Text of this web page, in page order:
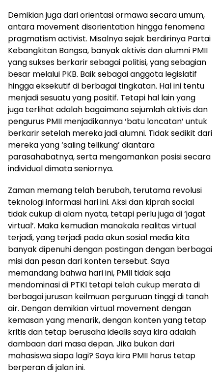
Demikian juga dari orientasi ormawa secara umum,
antara movement disorientation hingga fenomena
pragmatism activist. Misalnya sejak berdirinya Partai
Kebangkitan Bangsa, banyak aktivis dan alumni PMII
yang sukses berkarir sebagai politisi, yang sebagian
besar melalui PKB. Baik sebagai anggota legislatif
hingga eksekutif di berbagai tingkatan. Hal ini tentu
menjadi sesuatu yang positif. Tetapi hal lain yang
juga terlihat adalah bagaimana sejumlah aktivis dan
pengurus PMII menjadikannya ‘batu loncatan’ untuk
berkarir setelah mereka jadi alumni. Tidak sedikit dari
mereka yang ‘saling telikung’ diantara
parasahabatnya, serta mengamankan posisi secara
individual dimata seniornya.
Zaman memang telah berubah, terutama revolusi
teknologi informasi hari ini. Aksi dan kiprah social
tidak cukup di alam nyata, tetapi perlu juga di ‘jagat
virtual’. Maka kemudian manakala realitas virtual
terjadi, yang terjadi pada akun sosial media kita
banyak dipenuhi dengan postingan dengan berbagai
misi dan pesan dari konten tersebut. Saya
memandang bahwa hari ini, PMII tidak saja
mendominasi di PTKI tetapi telah cukup merata di
berbagai jurusan keilmuan perguruan tinggi di tanah
air. Dengan demikian virtual movement dengan
kemasan yang menarik, dengan konten yang tetap
kritis dan tetap berusaha idealis saya kira adalah
dambaan dari masa depan. Jika bukan dari
mahasiswa siapa lagi? Saya kira PMII harus tetap
berperan di jalan ini.